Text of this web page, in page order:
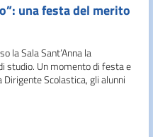
una festa del merito
la Sala Sant’Anna la
studio. Un momento di festa e
Scolastica, gli alunni